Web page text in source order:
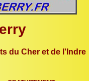
du Cher et de l'Indre